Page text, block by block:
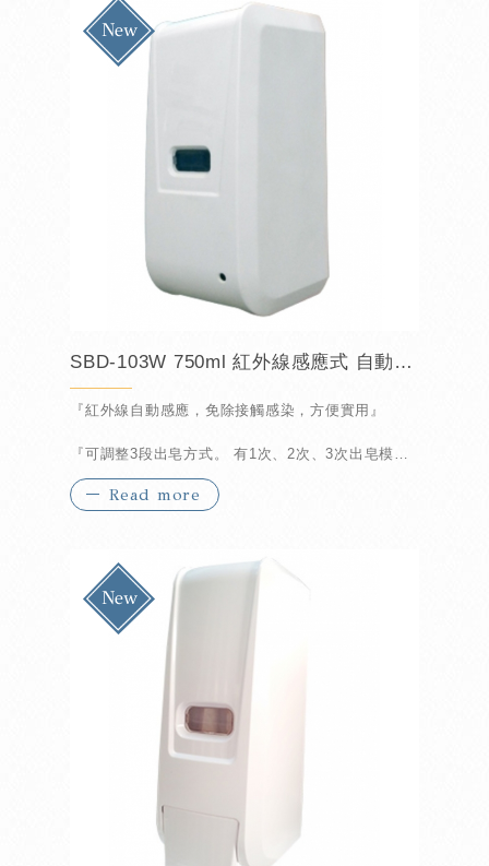
『超強吸水材質 濕鞋剋星』
SBD-103W 750ml 紅外線感應式 自動泡沫給皂機
『紅外線自動感應，免除接觸感染，方便實用』
『可調整3段出皂方式。 有1次、2次、3次出皂模
式』
Read more